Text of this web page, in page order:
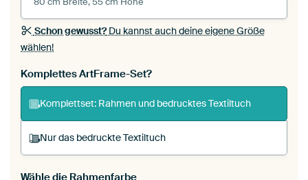
80 cm Breite, 55 cm Höhe
Schon gewusst?Du kannst auch deine eigene Größe
wählen!
Komplettes ArtFrame-Set?
Komplettset: Rahmen und bedrucktes Textiltuch
Nur das bedruckte Textiltuch